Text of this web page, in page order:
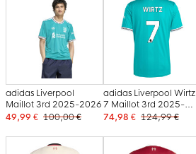
adidas Liverpool
Maillot 3rd 2025-2026
49,99 € 100,00 €
adidas Liverpool Wirtz
7 Maillot 3rd 2025-
2026
74,98 € 124,99 €